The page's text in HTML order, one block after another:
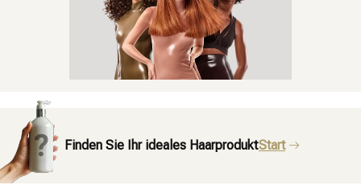
Finden Sie Ihr ideales HaarproduktStart